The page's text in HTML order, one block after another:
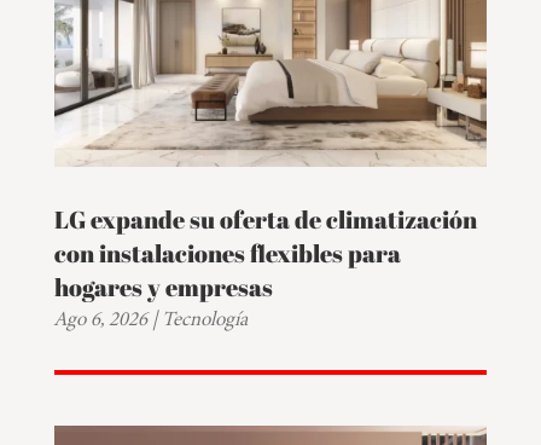
LG expande su oferta de climatización
con instalaciones flexibles para
hogares y empresas
Ago 6, 2026|Tecnología